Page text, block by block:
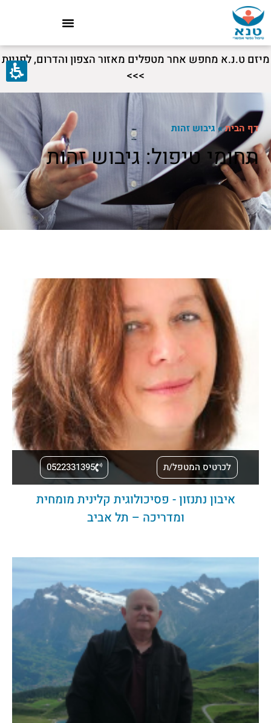
מיזם ט.נ.א מחפש אחר מטפלים מאזור הצפון והדרום, לפניות
>>>
דף הבית»גיבוש זהות
תחומי טיפול: גיבוש זהות
לכרטיס המטפל/ת 0522331395
איבון נתנזון - פסיכולוגית קלינית מומחית
ומדריכה – תל אביב